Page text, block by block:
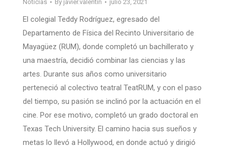
Noticias By javier.valentin julio 23, 2021
El colegial Teddy Rodríguez, egresado del
Departamento de Física del Recinto Universitario de
Mayagüez (RUM), donde completó un bachillerato y
una maestría, decidió combinar las ciencias y las
artes. Durante sus años como universitario
perteneció al colectivo teatral TeatRUM, y con el paso
del tiempo, su pasión se inclinó por la actuación en el
cine. Por ese motivo, completó un grado doctoral en
Texas Tech University. El camino hacia sus sueños y
metas lo llevó a Hollywood, en donde actuó y dirigió